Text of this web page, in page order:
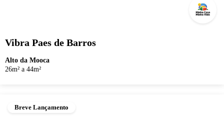
Vibra Paes de Barros
Alto da Mooca
26m² a 44m²
Breve Lançamento